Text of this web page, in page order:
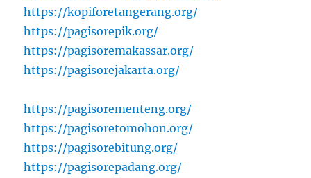
https://kopiforetangerang.org/
https://pagisorepik.org/
https://pagisoremakassar.org/
https://pagisorejakarta.org/
https://pagisorementeng.org/
https://pagisoretomohon.org/
https://pagisorebitung.org/
https://pagisorepadang.org/